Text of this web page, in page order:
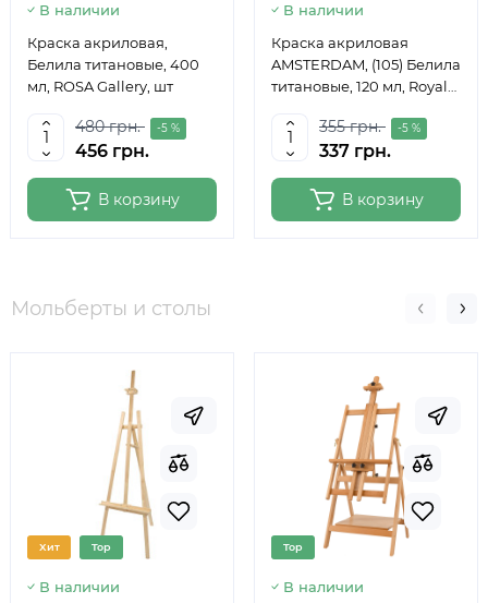
В наличии
Краска акриловая,
Белила титановые, 400
мл, ROSA Gallery, шт
480 грн. -5 %
456 грн.
В корзину
В наличии
Краска акриловая
AMSTERDAM, (105) Белила
титановые, 120 мл, Royal
355 грн. -5 %
337 грн.
В корзину
Мольберты и столы
Хит Top
В наличии
Top
В наличии